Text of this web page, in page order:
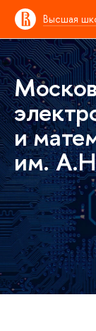
Высшая
и
им.